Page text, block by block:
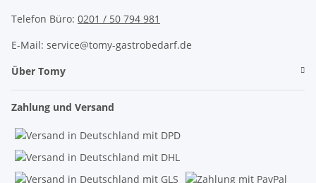
Telefon Büro: 0201 / 50 794 981
E-Mail: service@tomy-gastrobedarf.de
Über Tomy
Zahlung und Versand